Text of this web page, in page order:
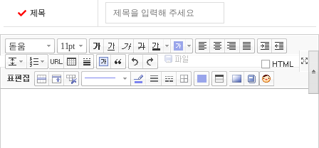
제목
돋움 11pt